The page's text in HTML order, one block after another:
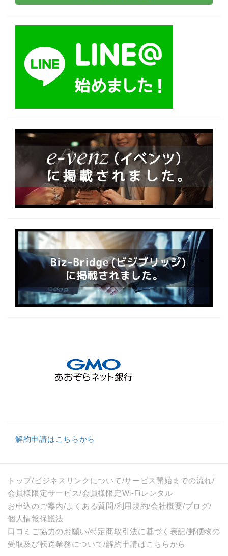
解約申請はこちらから
トップ/ ビジネスリンクについて/サービス開始までの流れ/
会員様限定サービス/会員様限定Wi-Fiレンタル
お申込のご案内/よくある質問/利用規約/会社概要/ブログ/
個人情報保護法
口コミご協力のお願い/特定商取引法に基づく表記/郵便物の
受取及び転送業務について/解約申請はこちらから